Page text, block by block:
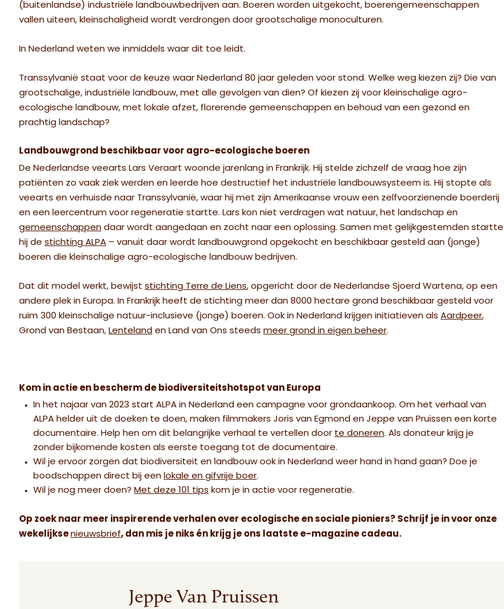
(buitenlandse) industriële landbouwbedrijven aan. Boeren worden uitgekocht, boerengemeenschappen
vallen uiteen, kleinschaligheid wordt verdrongen door grootschalige monoculturen.
In Nederland weten we inmiddels waar dit toe leidt.
Transsylvanië staat voor de keuze waar Nederland 80 jaar geleden voor stond. Welke weg kiezen zij? Die van
grootschalige, industriële landbouw, met alle gevolgen van dien? Of kiezen zij voor kleinschalige agro-
ecologische landbouw, met lokale afzet, florerende gemeenschappen en behoud van een gezond en
prachtig landschap?
Landbouwgrond beschikbaar voor agro-ecologische boeren
De Nederlandse veearts Lars Veraart woonde jarenlang in Frankrijk. Hij stelde zichzelf de vraag hoe zijn
patiënten zo vaak ziek werden en leerde hoe destructief het industriële landbouwsysteem is. Hij stopte als
veearts en verhuisde naar Transsylvanië, waar hij met zijn Amerikaanse vrouw een zelfvoorzienende boerderij
en een leercentrum voor regeneratie startte. Lars kon niet verdragen wat natuur, het landschap en
gemeenschappen daar wordt aangedaan en zocht naar een oplossing. Samen met gelijkgestemden startte
hij de stichting ALPA – vanuit daar wordt landbouwgrond opgekocht en beschikbaar gesteld aan (jonge)
boeren die kleinschalige agro-ecologische landbouw bedrijven.
Dat dit model werkt, bewijst stichting Terre de Liens, opgericht door de Nederlandse Sjoerd Wartena, op een
andere plek in Europa. In Frankrijk heeft de stichting meer dan 8000 hectare grond beschikbaar gesteld voor
ruim 300 kleinschalige natuur-inclusieve (jonge) boeren. Ook in Nederland krijgen initiatieven als Aardpeer,
Grond van Bestaan, Lenteland en Land van Ons steeds meer grond in eigen beheer.
Kom in actie en bescherm de biodiversiteitshotspot van Europa
In het najaar van 2023 start ALPA in Nederland een campagne voor grondaankoop. Om het verhaal van
ALPA helder uit de doeken te doen, maken filmmakers Joris van Egmond en Jeppe van Pruissen een korte
documentaire. Help hen om dit belangrijke verhaal te vertellen door te doneren. Als donateur krijg je
zonder bijkomende kosten als eerste toegang tot de documentaire.
Wil je ervoor zorgen dat biodiversiteit en landbouw ook in Nederland weer hand in hand gaan? Doe je
boodschappen direct bij een lokale en gifvrije boer.
Wil je nog meer doen? Met deze 101 tips kom je in actie voor regeneratie.
Op zoek naar meer inspirerende verhalen over ecologische en sociale pioniers? Schrijf je in voor onze
wekelijkse nieuwsbrief, dan mis je niks én krijg je ons laatste e-magazine cadeau.
Jeppe Van Pruissen